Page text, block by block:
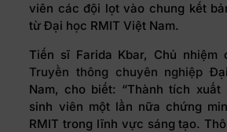
viên các đội lọt vào chung kết
từ Đại học RMIT Việt Nam.
Tiến sĩ Farida Kbar, Chủ nhiệm
Truyền thông chuyên nghiệp
Nam, cho biết: “Thành tích
sinh viên một lần nữa chứng
RMIT trong lĩnh vực sáng tạo.